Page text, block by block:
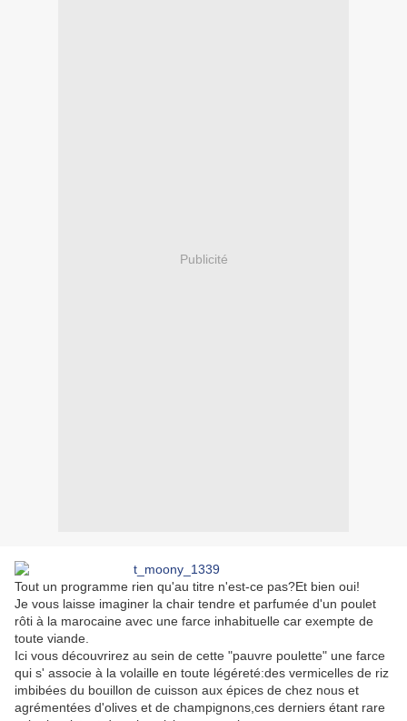
Publicité
Tout un programme rien qu'au titre n'est-ce pas?Et bien oui!
Je vous laisse imaginer la chair tendre et parfumée d'un poulet
rôti à la marocaine avec une farce inhabituelle car exempte de
toute viande.
Ici vous découvrirez au sein de cette "pauvre poulette" une farce
qui s' associe à la volaille en toute légéreté:des vermicelles de riz
imbibées du bouillon de cuisson aux épices de chez nous et
agrémentées d'olives et de champignons,ces derniers étant rare